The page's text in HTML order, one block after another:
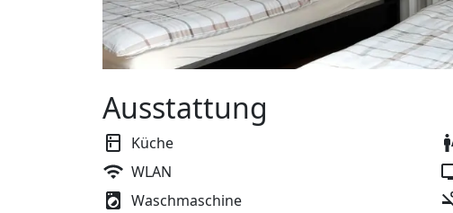
Ausstattung
Küche
WLAN
Waschmaschine